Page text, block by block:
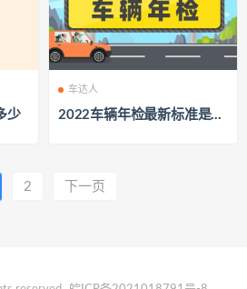
少
车达人
2022车辆年检最新标准是什
2 下一页